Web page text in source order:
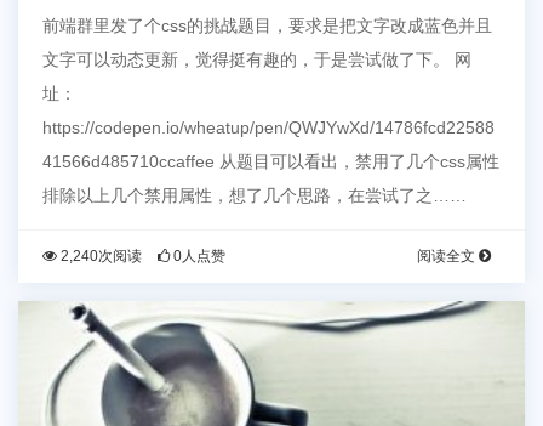
前端群里发了个css的挑战题目，要求是把文字改成蓝色并且
文字可以动态更新，觉得挺有趣的，于是尝试做了下。 网
址：
https://codepen.io/wheatup/pen/QWJYwXd/14786fcd22588
41566d485710ccaffee 从题目可以看出，禁用了几个css属性
排除以上几个禁用属性，想了几个思路，在尝试了之……
2,240次阅读 0人点赞 阅读全文